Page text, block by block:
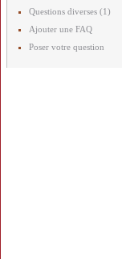
Questions diverses (1)
Ajouter une FAQ
Poser votre question